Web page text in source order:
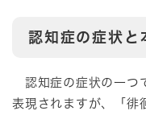
認知症の症状と
認知症の症状の一つ
表現されますが、「徘